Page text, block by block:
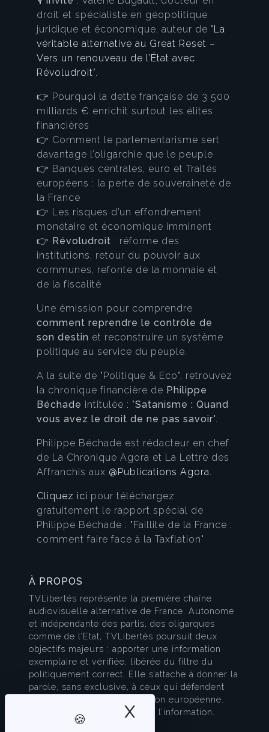
X Masquer le
droit et spécialiste en géopolitique
juridique et économique, auteur de " La
véritable alternative au Great Reset –
Vers un renouveau de l’État avec
Révoludroit".
👉 Pourquoi la dette française de 3 500
milliards € enrichit surtout les élites
financières
👉 Comment le parlementarisme sert
davantage l’oligarchie que le peuple
👉 Banques centrales, euro et Traités
européens : la perte de souveraineté de
la France
👉 Les risques d’un effondrement
monétaire et économique imminent
👉 Révoludroit : réforme des
institutions, retour du pouvoir aux
communes, refonte de la monnaie et
de la fiscalité
Une émission pour comprendre
comment reprendre le contrôle de
son destin et reconstruire un système
politique au service du peuple.
A la suite de "Politique & Eco", retrouvez
la chronique financière de Philippe
Béchade intitulée : "Satanisme : Quand
vous avez le droit de ne pas savoir".
Philippe Béchade est rédacteur en chef
de La Chronique Agora et La Lettre des
Affranchis aux @Publications Agora.
Cliquez ici pour téléchargez
gratuitement le rapport spécial de
Philippe Béchade : "Faillite de la France :
comment faire face à la Taxflation"
À PROPOS
TVLibertés représente la première chaîne
audiovisuelle alternative de France. Autonome
et indépendante des partis, des oligarques
comme de l’Etat, TVLibertés poursuit deux
objectifs majeurs : apporter une information
exemplaire et vérifiée, libérée du filtre du
politiquement correct. Elle s’attache à donner la
parole, sans exclusive, à ceux qui défendent
l’esprit français et la civilisation européenne.
TVLibertés est à la pointe de l’information.